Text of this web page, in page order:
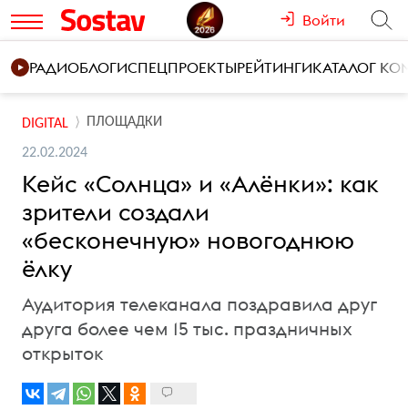
Войти
РАДИОБЛОГИСПЕЦПРОЕКТЫРЕЙТИНГИКАТАЛОГ
DIGITAL ПЛОЩАДКИ
22.02.2024
Кейс «Солнца» и «Алёнки»: как
зрители создали
«бесконечную» новогоднюю
ёлку
Аудитория телеканала поздравила друг
друга более чем 15 тыс. праздничных
открыток